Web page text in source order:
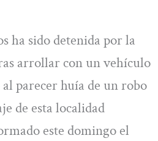
ha sido detenida por la
arrollar con un vehículo
parecer huía de un robo
de esta localidad
este domingo el